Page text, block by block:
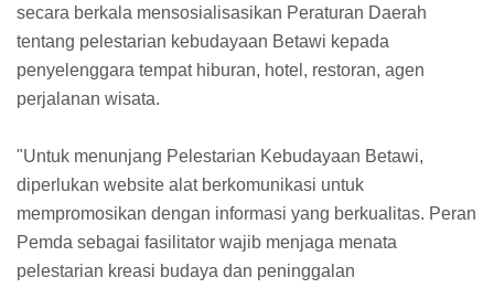
secara berkala mensosialisasikan Peraturan Daerah
tentang pelestarian kebudayaan Betawi kepada
penyelenggara tempat hiburan, hotel, restoran, agen
perjalanan wisata.
"Untuk menunjang Pelestarian Kebudayaan Betawi,
diperlukan website alat berkomunikasi untuk
mempromosikan dengan informasi yang berkualitas. Peran
Pemda sebagai fasilitator wajib menjaga menata
pelestarian kreasi budaya dan peninggalan